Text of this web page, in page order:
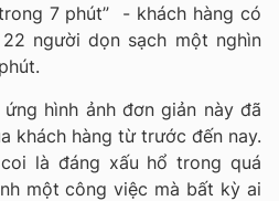
7 phút” - khách hàng có
người dọn sạch một nghìn
hình ảnh đơn giản này đã
khách hàng từ trước đến nay.
là đáng xấu hổ trong quá
một công việc mà bất kỳ ai